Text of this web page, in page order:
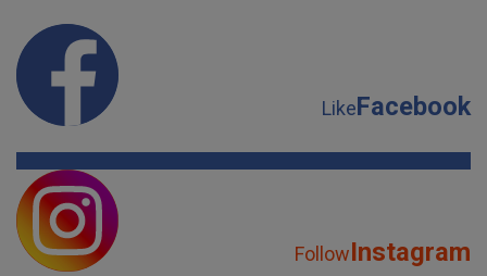
LikeFacebook
FollowInstagram